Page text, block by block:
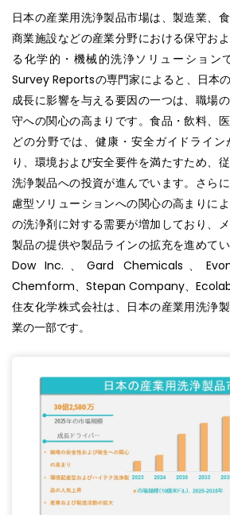
日本の産業用洗浄製品市場は、製造業、
商業施設などの産業分野における保守お
る化学的・機械的洗浄ソリューション
Survey Reportsの専門家によると、日本
成長に影響を与える要因の一つは、職場
守への関心の高まりです。食品・飲料、
どの分野では、健康・安全ガイドライ
り、環境および安全要件を満たすため、
洗浄製品への投資が進んでいます。さら
慮型ソリューションへの関心の高まりに
の洗浄剤に対する需要が増加しており、
製品の提供や製品ラインの拡充を進めてい
Dow Inc.、Gard Chemicals、
Chemform、Stepan Company、Ecolab
住友化学株式会社は、日本の産業用洗浄
業の一部です。